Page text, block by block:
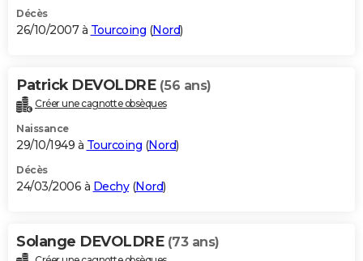
Décès
26/10/2007 à Tourcoing (Nord)
Patrick DEVOLDRE (56 ans)
Créer une cagnotte obsèques
Naissance
29/10/1949 à Tourcoing (Nord)
Décès
24/03/2006 à Dechy(Nord)
Solange DEVOLDRE (73 ans)